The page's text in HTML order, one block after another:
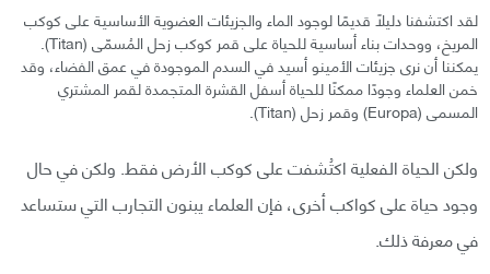
لقد اكتشفنا دليلًا قديمًا لوجود الماء والجزيئات العضوية الأساسية على كوكب
المريخ، ووحدات بناء أساسية للحياة على قمر كوكب زحل المُسمّى (Titan).
يمكننا أن نرى جزيئات الأمينو أسيد في السدم الموجودة في عمق الفضاء، وقد
خمن العلماء وجودًا ممكنًا للحياة أسفل القشرة المتجمدة لقمر المشتري
المسمى (Europa) وقمر زحل (Titan).
ولكن الحياة الفعلية اكتُشفت على كوكب الأرض فقط. ولكن في حال
وجود حياة على كواكب أخرى، فإن العلماء يبنون التجارب التي ستساعد
في معرفة ذلك.